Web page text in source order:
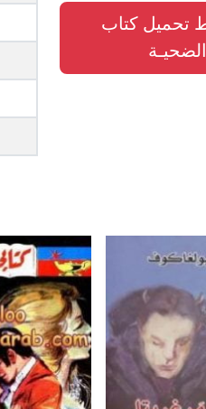
تحميل كتاب
الضحيـة